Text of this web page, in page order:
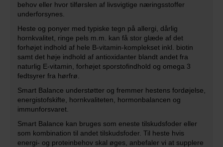
behov eller hvor tilførslen af livsvigtige næringsstoffer
underforsynes.
Heste og ponyer med typiske tegn på allergi, dårlig
hornkvalitet, ringe pels m.m. kan få stor glæde af det
forhøjet indhold af hele B-vitamin-komplekset inkl. biotin
samt det høje indhold af antioxidanter blandt andet fra
naturlig E-vitamin, forhøjet sporstofindhold og omega 3
fedtsyrer fra hørfrø.
Smart Balance understøtter og fremmer hestens fordøjelse,
energistofskifte, hornkvaliteten, hormonbalancen og
immunforsvaret.
Smart Balance kan bruges som eneste tilskudsfoder eller
som kombination til andet tilskudsfoder. Til heste hvis
energi- og proteinbehov skal øges, anbefaler vi at supplere